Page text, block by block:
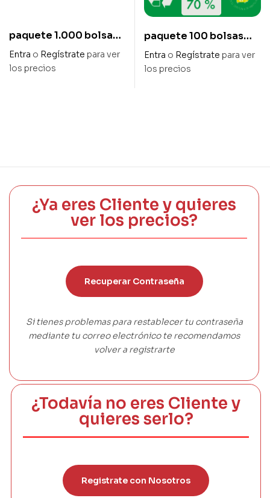
paquete 1.000 bolsas
20 x 27 cm polietileno
transparente
Entra o Regístrate para ver
los precios
paquete 100 bolsas
camiseta 70%
reciclado 50/32x60cm
Entra o Regístrate para ver
los precios
¿Ya eres Cliente y quieres
ver los precios?
Recuperar Contraseña
Si tienes problemas para restablecer tu contraseña
mediante tu correo electrónico te recomendamos
volver a registrarte
¿Todavía no eres Cliente y
quieres serlo?
Registrate con Nosotros